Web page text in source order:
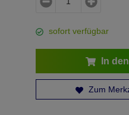
sofort verfügbar
In
Zum